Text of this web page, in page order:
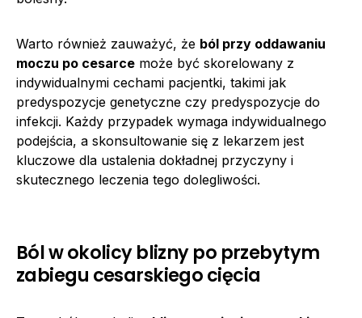
Warto również zauważyć, że ból przy oddawaniu
moczu po cesarce może być skorelowany z
indywidualnymi cechami pacjentki, takimi jak
predyspozycje genetyczne czy predyspozycje do
infekcji. Każdy przypadek wymaga indywidualnego
podejścia, a skonsultowanie się z lekarzem jest
kluczowe dla ustalenia dokładnej przyczyny i
skutecznego leczenia tego dolegliwości.
Ból w okolicy blizny po przebytym
zabiegu cesarskiego cięcia